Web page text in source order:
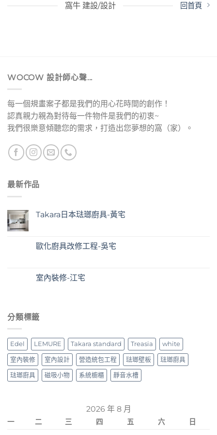
窩牛 建設/設計 回首頁
WOCOW 設計師心聲...
每一個規畫案子都是我們的用心花時間的創作！
認真親力親為對待每一件物件是我們的初衷~
我們很樂意傾聽您的需求，打造出您夢想的窩（家）。
最新作品
Takara日本琺瑯廚具-黃宅
歐化廚具改修工程-吳宅
室內裝修-江宅
分類標籤
Edel LEMURE Takara standard Treasia white
室內裝修 室內設計 營造統包工程 琺瑯壁板 琺瑯廚具
琺瑯廚具 磁吸小物 系統櫥櫃 靜音水槽
2026 年 8 月
一 二 三 四 五 六
日